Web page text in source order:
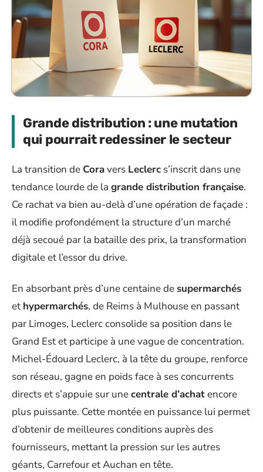
Grande distribution : une mutation
qui pourrait redessiner le secteur
La transition de Coravers Leclerc s’inscrit dans une
tendance lourde de la grande distribution française.
Ce rachat va bien au-delà d’une opération de façade :
il modifie profondément la structure d’un marché
déjà secoué par la bataille des prix, la transformation
digitale et l’essor du drive.
En absorbant près d’une centaine de supermarchés
et hypermarchés, de Reims à Mulhouse en passant
par Limoges, Leclerc consolide sa position dans le
Grand Est et participe à une vague de concentration.
Michel-Édouard Leclerc, à la tête du groupe, renforce
son réseau, gagne en poids face à ses concurrents
directs et s’appuie sur unecentrale d’achatencore
plus puissante. Cette montée en puissance lui permet
d’obtenir de meilleures conditions auprès des
fournisseurs, mettant la pression sur les autres
géants, Carrefour et Auchan en tête.